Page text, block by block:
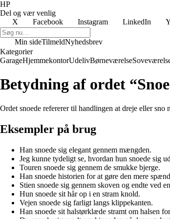
HP
Del og vær venlig
X
Facebook Instagram LinkedIn
Min sideTilmeldNyhedsbrev
Kategorier
GarageHjemmekontorUdelivBørneværelse
Betydning af ordet
Ordet snoede refererer til handlingen at dreje eller
Eksempler på brug
Han snoede sig elegant gennem mængden.
Jeg kunne tydeligt se, hvordan hun snoede sig
Touren snoede sig gennem de smukke bjerge.
Han snoede historien for at gøre den mere
Stien snoede sig gennem skoven og endte ved
Hun snoede sit hår op i en stram knold.
Vejen snoede sig farligt langs klippekanten.
Han snoede sit halstørklæde stramt om halsen